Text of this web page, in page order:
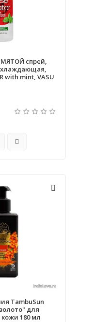
спрей,
with mint, VASU
TambuSun
для
180 мл